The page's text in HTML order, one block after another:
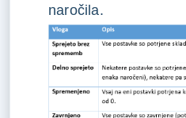
naročila.